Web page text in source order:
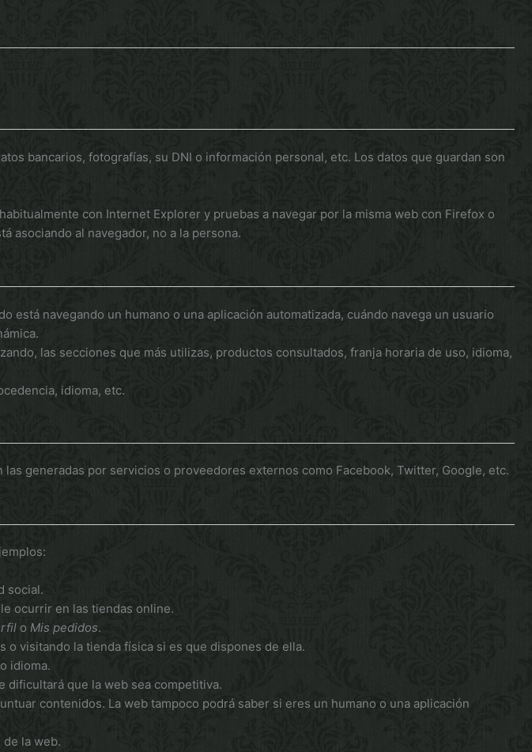
bancarios, fotografías, su DNI o información personal, etc. Los datos que guardan son
con Internet Explorer y pruebas a navegar por la misma web con Firefox o
asociando al navegador, no a la persona.
está navegando un humano o una aplicación automatizada, cuándo navega un usuario
las secciones que más utilizas, productos consultados, franja horaria de uso, idioma,
idioma, etc.
las generadas por servicios o proveedores externos como Facebook, Twitter, Google, etc.
social.
ocurrir en las tiendas online.
o Mis pedidos.
visitando la tienda física si es que dispones de ella.
idioma.
dificultará que la web sea competitiva.
contenidos. La web tampoco podrá saber si eres un humano o una aplicación
la web.